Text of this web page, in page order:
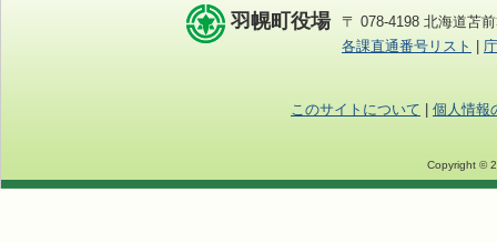
羽幌町役場
〒 078-4198 北海道苫
各課直通番号リスト
このサイトについて 個人情報
Copyright ©